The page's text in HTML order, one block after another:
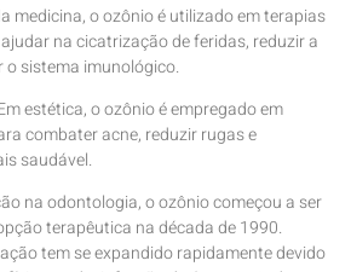
medicina, o ozônio é utilizado em terapias
na cicatrização de feridas, reduzir a
sistema imunológico.
estética, o ozônio é empregado em
combater acne, reduzir rugas e
saudável.
na odontologia, o ozônio começou a ser
terapêutica na década de 1990.
tem se expandido rapidamente devido